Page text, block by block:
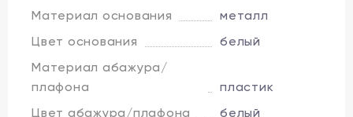
Материал основания
металл
Цвет основания
белый
Материал абажура/
плафона
пластик
Цвет абажура/плафона
белый